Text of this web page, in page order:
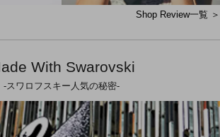
Shop Review一覧 ＞
With Swarovski
-スワロフスキー人気の秘密-